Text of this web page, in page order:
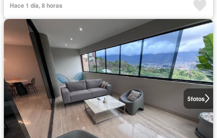
Hace 1 día, 8 horas
5fotos